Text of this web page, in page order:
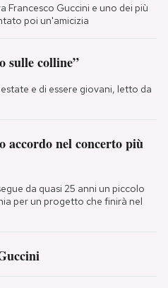
Francesco Guccini e uno dei più
poi un'amicizia
sulle colline”
e di essere giovani, letto da
accordo nel concerto più
da quasi 25 anni un piccolo
per un progetto che finirà nel